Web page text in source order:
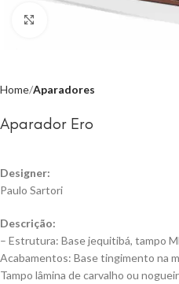
Home Aparadores
Aparador Ero
Designer:
Paulo Sartori
Descrição:
– Estrutura: Base jequitibá, tampo
Acabamentos: Base tingimento na
Tampo lâmina de carvalho ou